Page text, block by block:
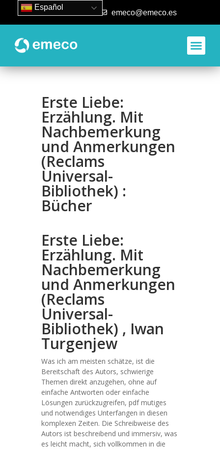
93 840 50 80 emeco@emeco.es
Erste Liebe:
Erzählung. Mit
Nachbemerkung
und Anmerkungen
(Reclams
Universal-
Bibliothek) :
Bücher
Erste Liebe:
Erzählung. Mit
Nachbemerkung
und Anmerkungen
(Reclams
Universal-
Bibliothek) , Iwan
Turgenjew
Was ich am meisten schätze, ist die
Bereitschaft des Autors, schwierige
Themen direkt anzugehen, ohne auf
einfache Antworten oder einfache
Lösungen zurückzugreifen, pdf mutiges
und notwendiges Unterfangen in diesen
komplexen Zeiten. Die Schreibweise des
Autors ist beschreibend und immersiv, was
es leicht macht, sich vollkommen in die
Español